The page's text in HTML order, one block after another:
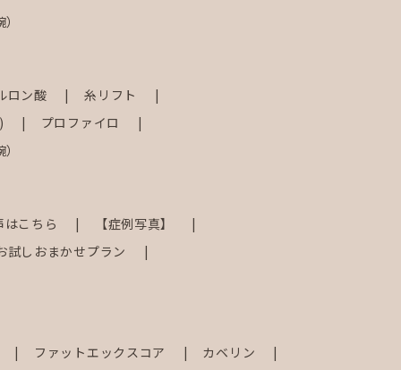
ロン酸
糸リフト
プロファイロ
はこちら
【症例写真】
試しおまかせプラン
ファットエックスコア カベリン